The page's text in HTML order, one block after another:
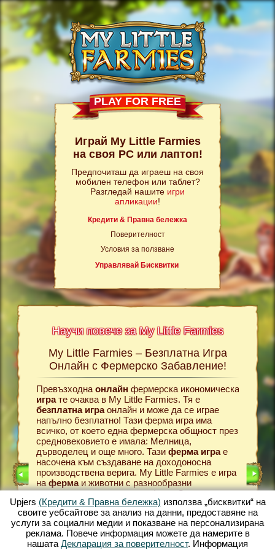
PLAY FOR FREE
Играй My Little Farmies
на своя PC или лаптоп!
Предпочиташ да играеш на своя
мобилен телефон или таблет?
Разгледай нашите игри
апликации!
Кредити & Правна бележка
Поверителност
Условия за ползване
Управлявай Бисквитки
Научи повече за My Little Farmies
My Little Farmies – Безплатна Игра
Онлайн с Фермерско Забавление!
Превъзходна онлайн фермерска икономическа
играте очаква в My Little Farmies. Тя е
безплатна играонлайн и може да се играе
напълно безплатно! Тази ферма игра има
всичко, от което една фермерска общност през
средновековието е имала: Мелница,
дърводелец и още много. Тази ферма играе
насочена към създаване на доходоносна
производствена верига. My Little Farmies е игра
на фермаи животни с разнообразни
възможности и красиви графики. Създаваш
място за отглеждане на животни с всички
разнообразни възможности: от отглеждане на
зеленчуци до развъждане на добитък и
животни. Създай разцъфтяващ фермерски
свят в My Little Farmies – една от най-красивите
това
в
можеш
в един
да
онлайн
Upjers (Кредити & Правна бележка) използва „бисквитки“ на
своите уебсайтове за анализ на данни, предоставяне на
услуги за социални медии и показване на персонализирана
реклама. Повече информация можете да намерите в
нашата Декларация за поверителност. Информация